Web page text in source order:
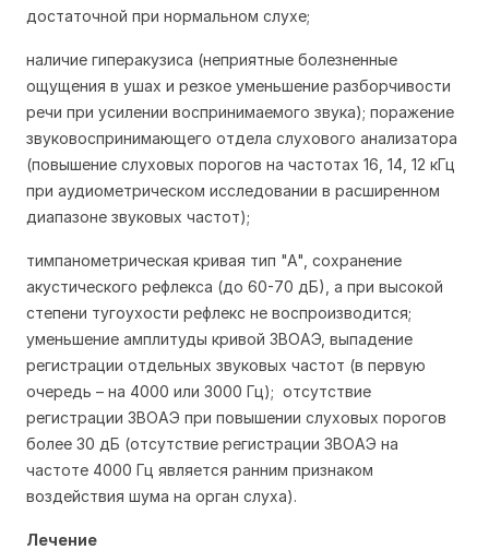
достаточной при нормальном слухе;
наличие гиперакузиса (неприятные болезненные
ощущения в ушах и резкое уменьшение разборчивости
речи при усилении воспринимаемого звука); поражение
звуковоспринимающего отдела слухового анализатора
(повышение слуховых порогов на частотах 16, 14, 12 кГц
при аудиометрическом исследовании в расширенном
диапазоне звуковых частот);
тимпанометрическая кривая тип "А", сохранение
акустического рефлекса (до 60-70 дБ), а при высокой
степени тугоухости рефлекс не воспроизводится;
уменьшение амплитуды кривой ЗВОАЭ, выпадение
регистрации отдельных звуковых частот (в первую
очередь – на 4000 или 3000 Гц); отсутствие
регистрации ЗВОАЭ при повышении слуховых порогов
более 30 дБ (отсутствие регистрации ЗВОАЭ на
частоте 4000 Гц является ранним признаком
воздействия шума на орган слуха).
Лечение